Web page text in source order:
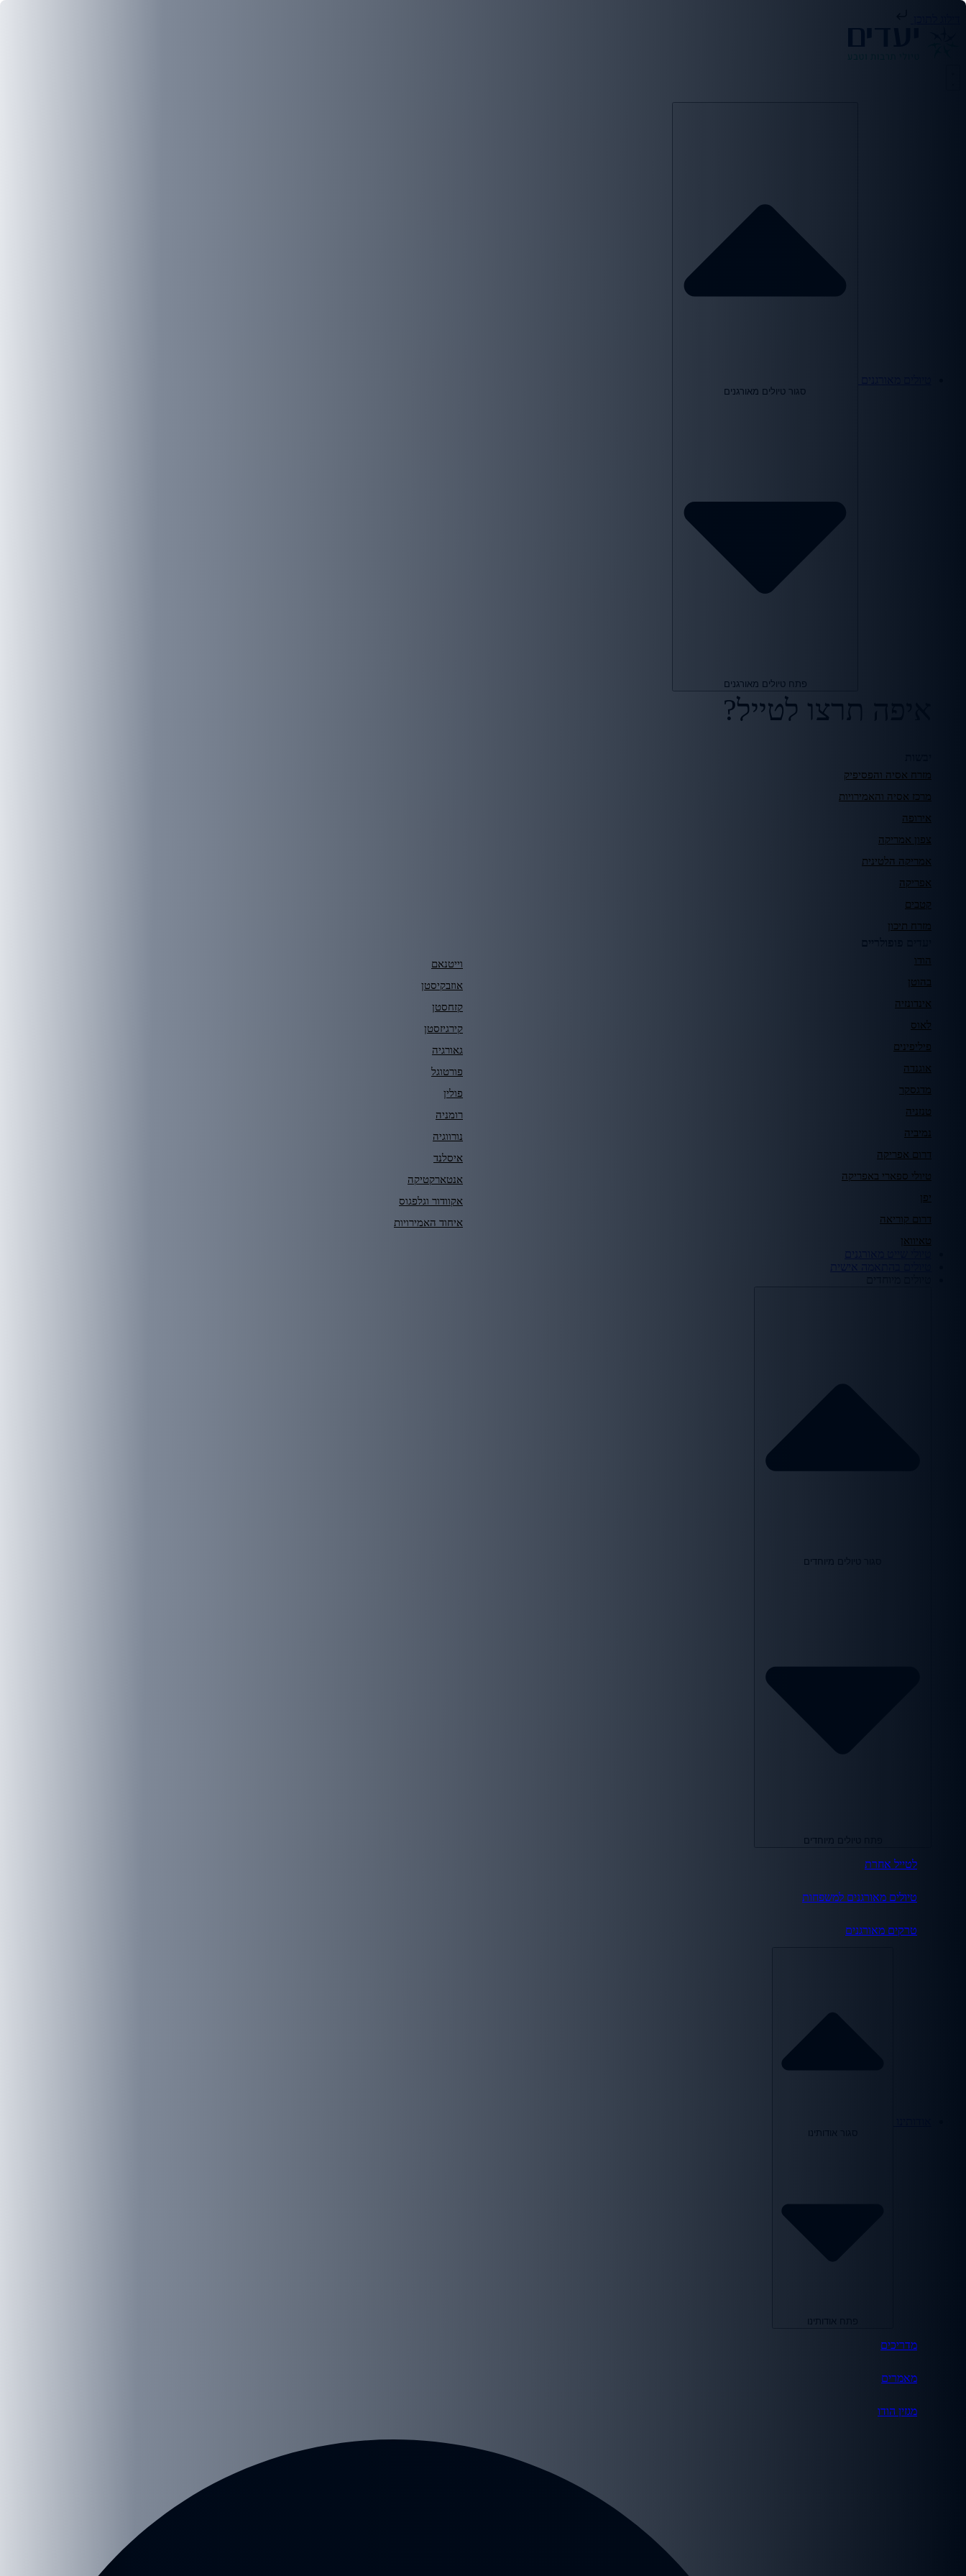
סגור טיולים מאורגנים
פתח טיולים מאורגנים
איפה תרצו לטייל?
מזרח אסיה והפסיפיק
מרכז אסיה והאמירויות
אירופה
צפון אמריקה
אמריקה הלטינית
אפריקה
קטבים
מזרח תיכון
הודו
בהוטן
אינדונזיה
לאוס
פיליפינים
אוגנדה
מדגסקר
טנזניה
נמיביה
דרום אפריקה
טיולי ספארי באפריקה
יפן
דרום קוריאה
טאיוואן
וייטנאם
אוזבקיסטן
קזחסטן
קירגיזסטן
גאורגיה
פורטוגל
פולין
רומניה
נורווגיה
איסלנד
אנטארקטיקה
אקוודור וגלפגוס
איחוד האמירויות
טיולים בהתאמה אישית
סגור טיולים מיוחדים
פתח טיולים מיוחדים
לטייל אחרת
טיולים מאורגנים למשפחות
טרקים מאורגנים
סגור אודותינו
פתח אודותינו
מדריכים
מאמרים
מגזין הודו